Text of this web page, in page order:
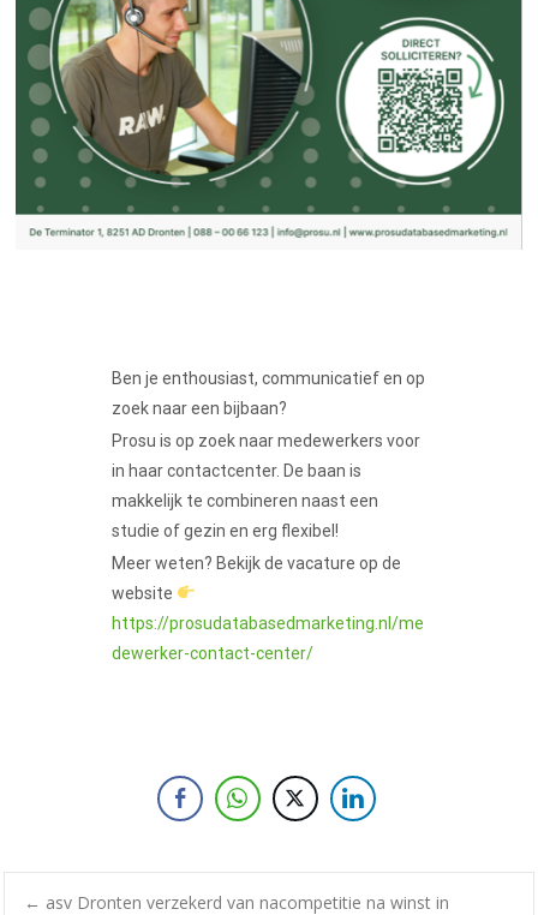
Ben je enthousiast, communicatief en op
zoek naar een bijbaan?
Prosu is op zoek naar medewerkers voor
in haar contactcenter. De baan is
makkelijk te combineren naast een
studie of gezin en erg flexibel!
Meer weten? Bekijk de vacature op de
website
https://prosudatabasedmarketing.nl/me
dewerker-contact-center/
← asv Dronten verzekerd van nacompetitie na winst in